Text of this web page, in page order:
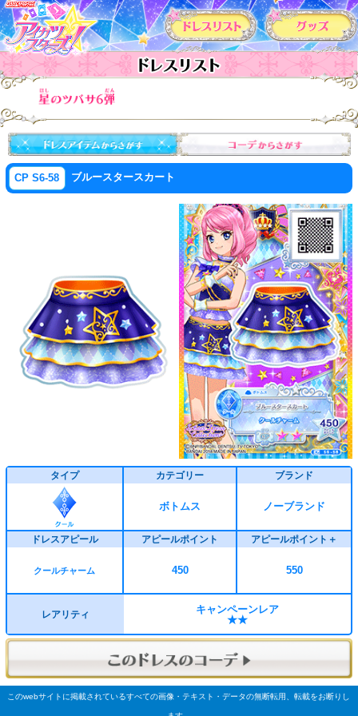
カードリスト
CP S6-58 ブルースタースカート
タイプ カテゴリー
ボトムス
ブランド
ノーブランド
ドレスアピール
クールチャーム
アピールポイント
450
アピールポイント＋
550
レアリティ
キャンペーンレア
★★
このwebサイトに掲載されているすべての画像・テキスト・データの無断転用、転載をお断りし